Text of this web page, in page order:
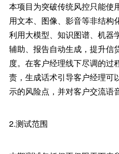
本项目为突破传统风控只能使
用文本、图像、影音等非结构
利用大模型、知识图谱、机器
辅助、报告自动生成，提升信
度。在客户经理线下尽调的过
责，生成话术引导客户经理可
示的风险点，并对客户交流语
2.测试范围